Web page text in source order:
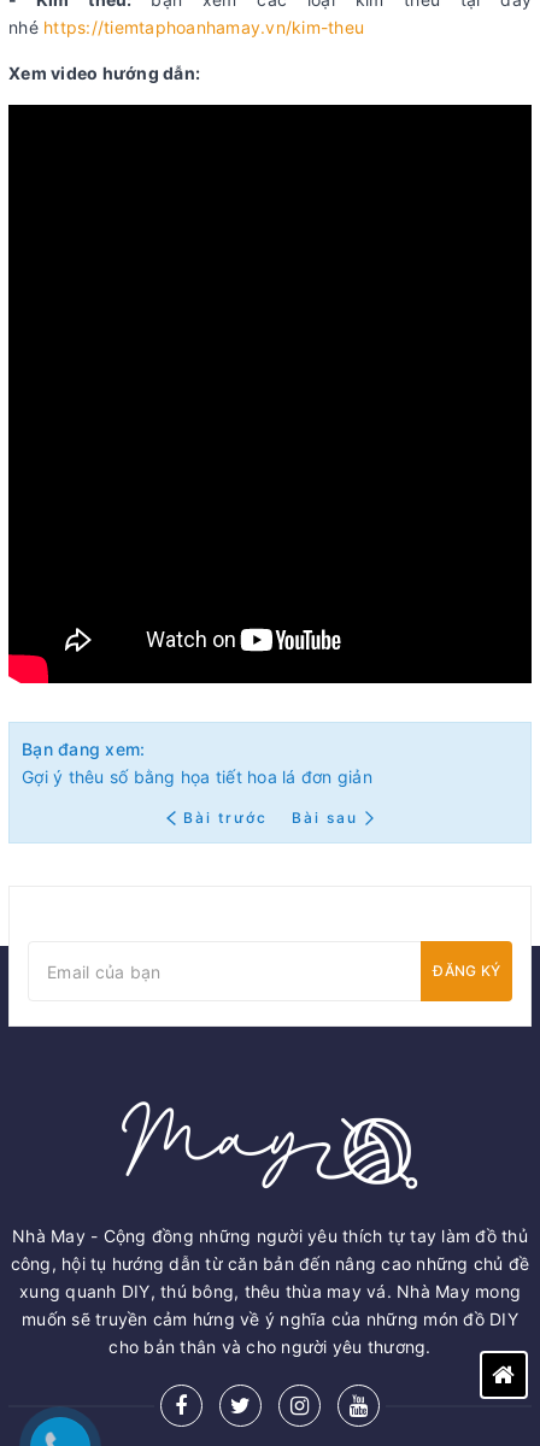
nhé https://tiemtaphoanhamay.vn/kim-theu
Xem video hướng dẫn:
Bạn đang xem:
Gợi ý thêu số bằng họa tiết hoa lá đơn giản
Bài trước Bài sau
ĐĂNG KÝ
Nhà May - Cộng đồng những người yêu thích tự tay làm đồ thủ
công, hội tụ hướng dẫn từ căn bản đến nâng cao những chủ đề
xung quanh DIY, thú bông, thêu thùa may vá. Nhà May mong
muốn sẽ truyền cảm hứng về ý nghĩa của những món đồ DIY
cho bản thân và cho người yêu thương.